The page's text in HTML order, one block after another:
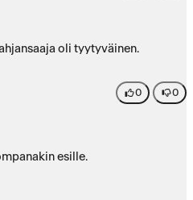
oli tyytyväinen.
0 0
esille.